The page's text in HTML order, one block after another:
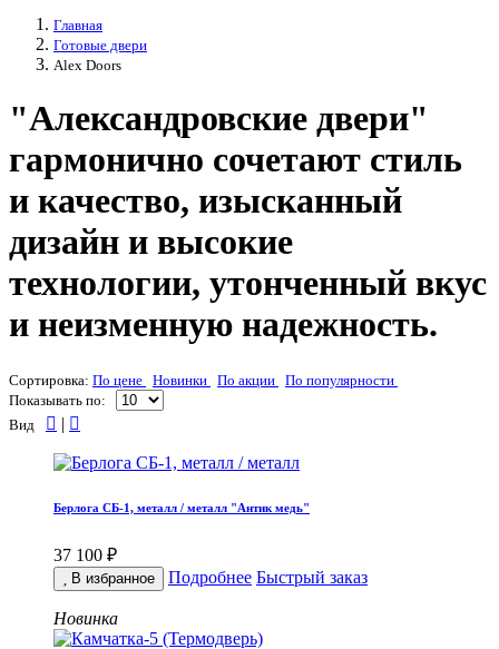
Главная
Готовые двери
Alex Doors
"Александровские двери"
гармонично сочетают стиль
и качество, изысканный
дизайн и высокие
технологии, утонченный вкус
и неизменную надежность.
Сортировка: По цене Новинки По акции По популярности
Показывать по:
Вид
|
Берлога СБ-1, металл / металл "Антик медь"
37 100 ₽
В избранное Подробнее Быстрый заказ
Новинка